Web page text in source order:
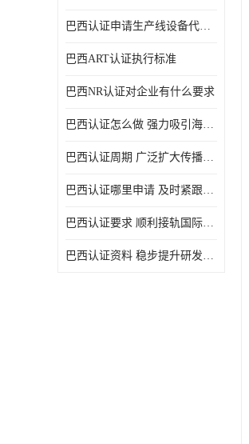
巴西认证申请生产线设备代理机构选择
巴西ART认证执行标准
巴西NR认证对企业有什么要求
巴西认证怎么做 强力吸引海外投资
巴西认证周期 广泛扩大传播范围
巴西认证哪里申请 及时紧跟法规变化
巴西认证要求 顺利接轨国际规范
巴西认证资料 稳步提升研发能力